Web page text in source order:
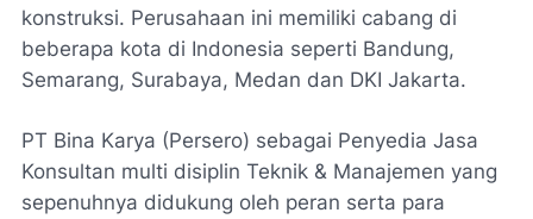
konstruksi. Perusahaan ini memiliki cabang di
beberapa kota di Indonesia seperti Bandung,
Semarang, Surabaya, Medan dan DKI Jakarta.
PT Bina Karya (Persero) sebagai Penyedia Jasa
Konsultan multi disiplin Teknik & Manajemen yang
sepenuhnya didukung oleh peran serta para